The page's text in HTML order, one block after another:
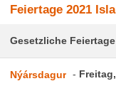
Feiertage 2021
Gesetzliche
Nýársdagur